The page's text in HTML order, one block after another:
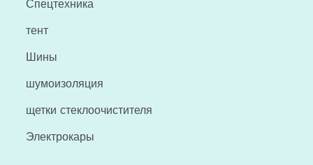
Спецтехника
тент
Шины
шумоизоляция
щетки стеклоочистителя
Электрокары